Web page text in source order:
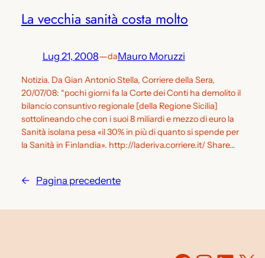
La vecchia sanità costa molto
Lug 21, 2008—daMauro Moruzzi
Notizia. Da Gian Antonio Stella, Corriere della Sera,
20/07/08: “pochi giorni fa la Corte dei Conti ha demolito il
bilancio consuntivo regionale [della Regione Sicilia]
sottolineando che con i suoi 8 miliardi e mezzo di euro la
Sanità isolana pesa «il 30% in più di quanto si spende per
la Sanità in Finlandia». http://laderiva.corriere.it/ Share…
← Pagina precedente